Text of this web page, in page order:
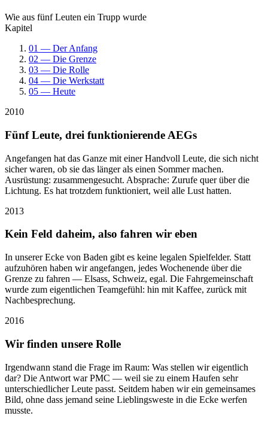
Wie aus fünf Leuten ein Trupp wurde
Kapitel
01 — Der Anfang
02 — Die Grenze
03 — Die Rolle
04 — Die Werkstatt
05 — Heute
2010
Fünf Leute, drei funktionierende AEGs
Angefangen hat das Ganze mit einer Handvoll Leute, die sich nicht
sicher waren, ob sie das länger als einen Sommer machen.
Ausrüstung: zusammengesucht. Absprache: Zurufe quer über die
Lichtung. Es hat trotzdem funktioniert, weil alle Lust hatten.
2013
Kein Feld daheim, also fahren wir eben
In unserer Ecke von Baden gibt es keine legalen Spielfelder. Statt
aufzuhören haben wir angefangen, jedes Wochenende über die
Grenze zu fahren — Elsass, Schweiz, egal. Die Fahrgemeinschaft
wurde zum eigentlichen Teamgefühl: hin mit Kaffee, zurück mit
Nachbesprechung.
2016
Wir finden unsere Rolle
Irgendwann stand die Frage im Raum: Was stellen wir eigentlich
dar? Die Antwort war PMC — weil sie zu einem Haufen sehr
unterschiedlicher Leute passt. Seitdem haben wir ein gemeinsames
Bild, ohne dass jemand seine Lieblingsweste in die Ecke werfen
musste.